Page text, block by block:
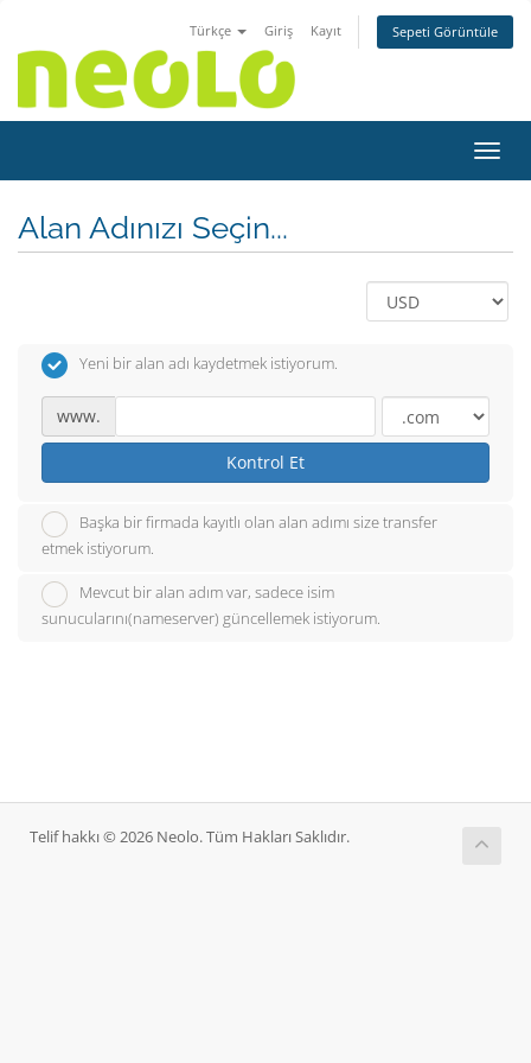
Türkçe Giriş Kayıt Sepeti Görüntüle
Alan Adınızı Seçin...
Yeni bir alan adı kaydetmek istiyorum.
www.
Kontrol Et
Başka bir firmada kayıtlı olan alan adımı size transfer
etmek istiyorum.
Mevcut bir alan adım var, sadece isim
sunucularını(nameserver) güncellemek istiyorum.
Telif hakkı © 2026 Neolo. Tüm Hakları Saklıdır.